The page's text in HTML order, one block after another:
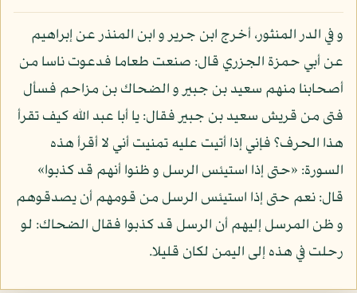
و في الدر المنثور، أخرج ابن جرير و ابن المنذر عن إبراهيم
عن أبي حمزة الجزري قال: صنعت طعاما فدعوت ناسا من
أصحابنا منهم سعيد بن جبير و الضحاك بن مزاحم فسأل
فتى من قريش سعيد بن جبير فقال: يا أبا عبد الله كيف تقرأ
هذا الحرف؟ فإني إذا أتيت عليه تمنيت أني لا أقرأ هذه
السورة: «حتى إذا استيئس الرسل و ظنوا أنهم قد كذبوا»
قال: نعم حتى إذا استيئس الرسل من قومهم أن يصدقوهم
و ظن المرسل إليهم أن الرسل قد كذبوا فقال الضحاك: لو
رحلت في هذه إلى اليمن لكان قليلا.